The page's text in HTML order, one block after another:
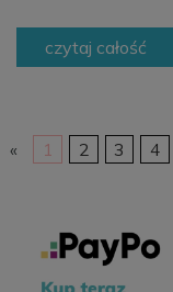
czytaj całość
« 1 2 3 4